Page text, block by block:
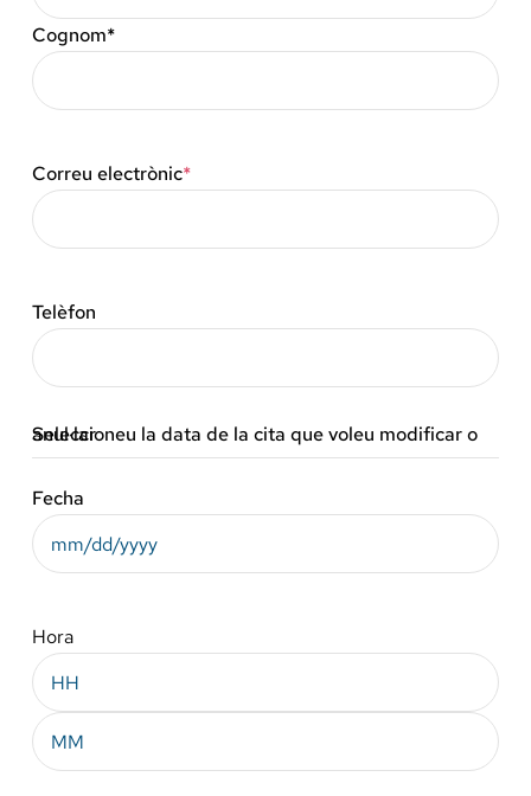
Col·labora
Àmbit
Àmbit
Cognom*
Correu electrònic*
Telèfon
Seleccioneu la data de la cita que voleu modificar o anul·lar
Fecha
MM
slash
YYYY
Hora
Hores
Minuts